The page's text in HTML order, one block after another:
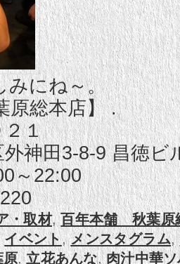
みにね～。
原総本店】 .
２１
神田3-8-9 昌徳ビ
～22:00
・取材,百年本舗 秋葉原
イベント,メンスタグラム,
原,立花あんな,肉汁中華